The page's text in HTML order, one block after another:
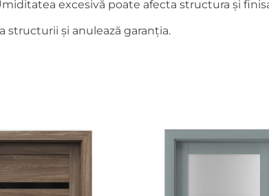
excesivă poate afecta structura și
structurii și anulează garanția.